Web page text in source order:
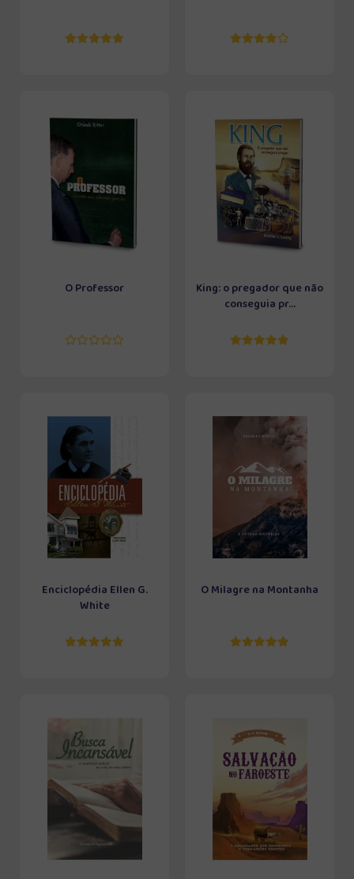
O Professor
King: o pregador que não
conseguia pr...
Enciclopédia Ellen G.
White
O Milagre na Montanha